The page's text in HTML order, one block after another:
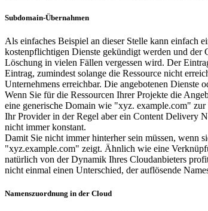
Subdomain-Übernahmen
Als einfaches Beispiel an dieser Stelle kann einfach
kostenpflichtigen Dienste gekündigt werden und der
Löschung in vielen Fällen vergessen wird. Der
Eintrag, zumindest solange die Ressource nicht
Unternehmens erreichbar. Die angebotenen Dienste
Wenn Sie für die Ressourcen Ihrer Projekte die
eine generische Domain wie "xyz. example.com"
Ihr Provider in der Regel aber ein Content Delivery
nicht immer konstant.
Damit Sie nicht immer hinterher sein müssen, wenn
"xyz.example.com" zeigt. Ähnlich wie eine
natürlich von der Dynamik Ihres Cloudanbieters
nicht einmal einen Unterschied, der auflösende
Namenszuordnung in der Cloud